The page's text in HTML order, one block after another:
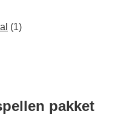
(1)
pakket